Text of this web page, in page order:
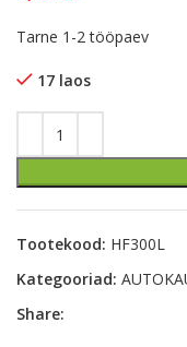
Tarne 1-2 tööpaev
17 laos
Tootekood: HF300L
Kategooriad:
Share: